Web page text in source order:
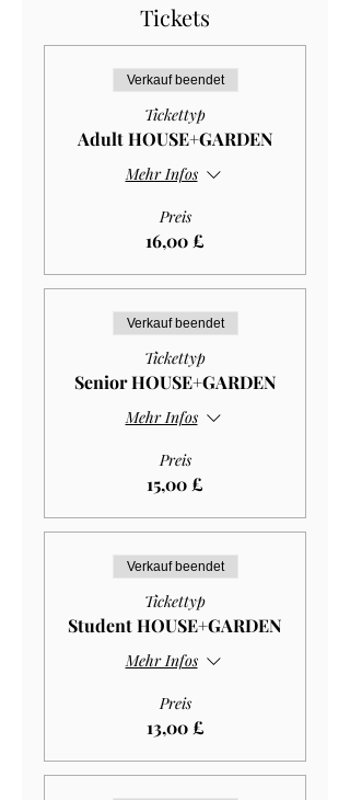
Tickets
Verkauf beendet
Tickettyp
Adult HOUSE+GARDEN
Mehr Infos
Preis
16,00 £
Verkauf beendet
Tickettyp
Senior HOUSE+GARDEN
Mehr Infos
Preis
15,00 £
Verkauf beendet
Tickettyp
Student HOUSE+GARDEN
Mehr Infos
Preis
13,00 £